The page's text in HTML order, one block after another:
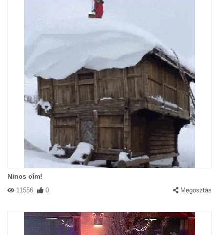
Nincs cím!
11556 0 Megosztás